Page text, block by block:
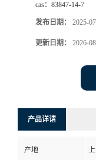
cas： 83847-14-7
发布日期： 2025-
更新日期： 2026-
产品详请
产地